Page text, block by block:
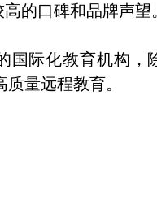
的口碑和品牌声望。
国际化教育机构，
量远程教育。